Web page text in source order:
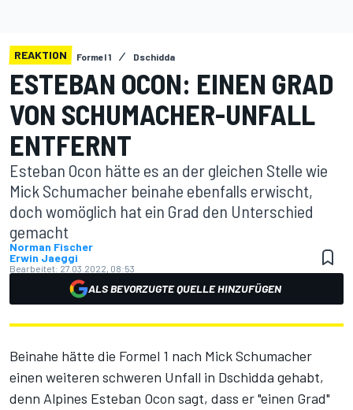
REAKTION Formel 1 Dschidda
ESTEBAN OCON: EINEN GRAD
VON SCHUMACHER-UNFALL
ENTFERNT
Esteban Ocon hätte es an der gleichen Stelle wie
Mick Schumacher beinahe ebenfalls erwischt,
doch womöglich hat ein Grad den Unterschied
gemacht
Norman Fischer
Erwin Jaeggi
Bearbeitet: 27.03.2022, 08:53
ALS BEVORZUGTE QUELLE HINZUFÜGEN
Beinahe hätte die Formel 1 nach Mick Schumacher
einen weiteren schweren Unfall in Dschidda gehabt,
denn Alpines Esteban Ocon sagt, dass er "einen Grad"